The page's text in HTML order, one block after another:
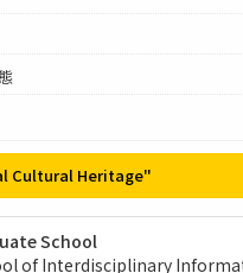
Cultural Heritage"
School
of Interdisciplinary